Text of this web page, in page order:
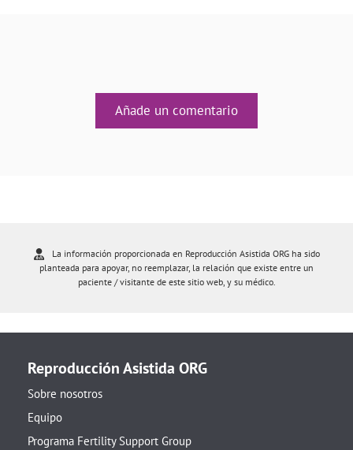
Añade un comentario
La información proporcionada en Reproducción Asistida ORG ha sido
planteada para apoyar, no reemplazar, la relación que existe entre un
paciente / visitante de este sitio web, y su médico.
Reproducción Asistida ORG
Sobre nosotros
Equipo
Programa Fertility Support Group